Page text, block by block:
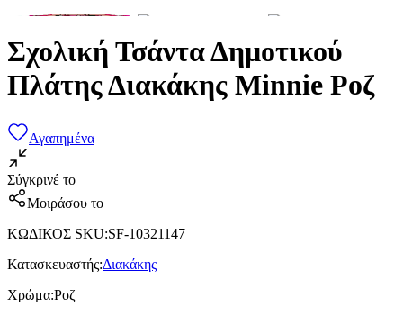
Σχολική Τσάντα Δημοτικού
Πλάτης Διακάκης Minnie Ροζ
Αγαπημένα
Σύγκρινέ το
Μοιράσου το
ΚΩΔΙΚΟΣ SKU:SF-10321147
Κατασκευαστής:Διακάκης
Χρώμα:Ροζ